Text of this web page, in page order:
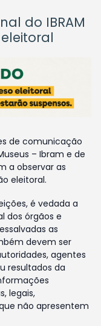
do IBRAM
de comunicação
– Ibram e de
a observar as
eleitoral.
é vedada a
dos órgãos e
as
devem ser
agentes
resultados da
legais,
não apresentem